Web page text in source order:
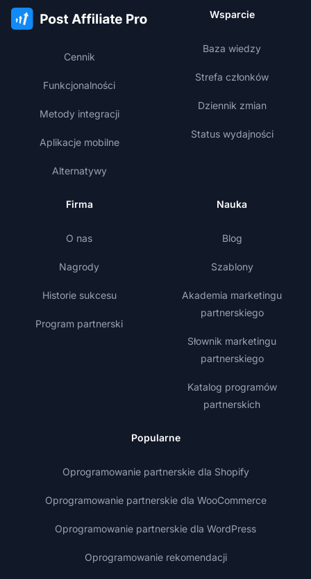
Cennik
Funkcjonalności
Metody integracji
Aplikacje mobilne
Alternatywy
Wsparcie
Baza wiedzy
Strefa członków
Dziennik zmian
Status wydajności
Firma
O nas
Nagrody
Historie sukcesu
Program partnerski
Nauka
Blog
Szablony
Akademia marketingu
partnerskiego
Słownik marketingu
partnerskiego
Katalog programów
partnerskich
Popularne
Oprogramowanie partnerskie dla Shopify
Oprogramowanie partnerskie dla WooCommerce
Oprogramowanie partnerskie dla WordPress
Oprogramowanie rekomendacji